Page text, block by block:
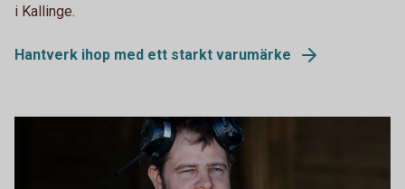
i Kallinge.
Hantverk ihop med ett starkt varumärke